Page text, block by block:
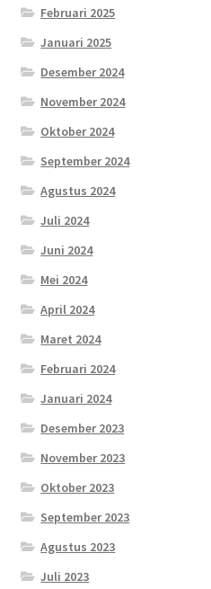
Februari 2025
Januari 2025
Desember 2024
November 2024
Oktober 2024
September 2024
Agustus 2024
Juli 2024
Juni 2024
Mei 2024
April 2024
Maret 2024
Februari 2024
Januari 2024
Desember 2023
November 2023
Oktober 2023
September 2023
Agustus 2023
Juli 2023